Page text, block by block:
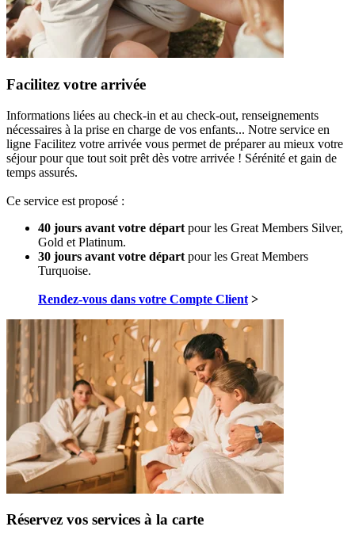
Facilitez votre arrivée
Informations liées au check-in et au check-out, renseignements
nécessaires à la prise en charge de vos enfants... Notre service en
ligne Facilitez votre arrivée vous permet de préparer au mieux votre
séjour pour que tout soit prêt dès votre arrivée ! Sérénité et gain de
temps assurés.
Ce service est proposé :
40 jours avant votre départ pour les Great Members Silver,
Gold et Platinum.
30 jours avant votre départ pour les Great Members
Turquoise.
Rendez-vous dans votre Compte Client >
Réservez vos services à la carte